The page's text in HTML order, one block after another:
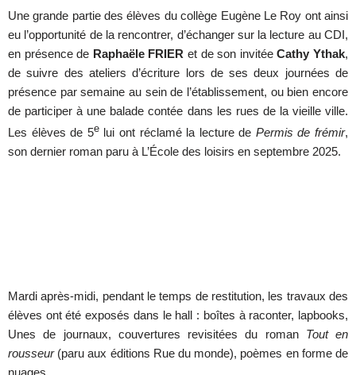
Une grande partie des élèves du collège Eugène Le Roy ont ainsi
eu l’opportunité de la rencontrer, d’échanger sur la lecture au CDI,
en présence de Raphaële FRIER et de son invitéeCathy Ythak,
de suivre des ateliers d’écriture lors de ses deux journées de
présence par semaine au sein de l’établissement, ou bien encore
de participer à une balade contée dans les rues de la vieille ville.
Les élèves de 5elui ont réclamé la lecture de Permis de frémir,
son dernier roman paru à L’École des loisirs en septembre 2025.
Mardi après-midi, pendant le temps de restitution, les travaux des
élèves ont été exposés dans le hall : boîtes à raconter, lapbooks,
Unes de journaux, couvertures revisitées du roman Tout en
rousseur(paru aux éditions Rue du monde), poèmes en forme de
nuages.